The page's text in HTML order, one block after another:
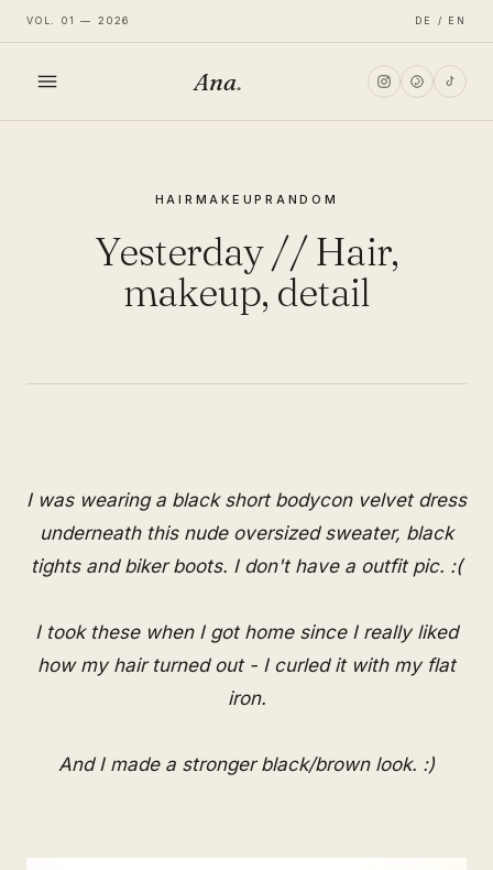
VOL. 01 — 2026 DE / EN
Ana.
HAIR MAKEUP RANDOM
Yesterday // Hair,
makeup, detail
I was wearing a black short bodycon velvet dress
underneath this nude oversized sweater, black
tights and biker boots. I don't have a outfit pic. :(
I took these when I got home since I really liked
how my hair turned out - I curled it with my flat
iron.
And I made a stronger black/brown look. :)